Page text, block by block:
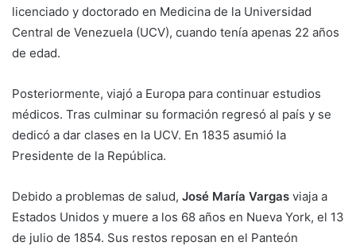
licenciado y doctorado en Medicina de la Universidad
Central de Venezuela (UCV), cuando tenía apenas 22 años
de edad.
Posteriormente, viajó a Europa para continuar estudios
médicos. Tras culminar su formación regresó al país y se
dedicó a dar clases en la UCV. En 1835 asumió la
Presidente de la República.
Debido a problemas de salud, José María Vargas viaja a
Estados Unidos y muere a los 68 años en Nueva York, el 13
de julio de 1854. Sus restos reposan en el Panteón